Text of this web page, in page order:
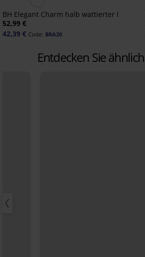
BH Elegant Charm halb wattierter I
52,99 €
42,39 € Code: BRA20
Entdecken Sie